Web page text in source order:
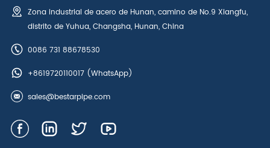
Zona industrial de acero de Hunan, camino de No.9 Xiangfu,
distrito de Yuhua, Changsha, Hunan, China
0086 731 88678530
+8619720110017(WhatsApp)
sales@bestarpipe.com